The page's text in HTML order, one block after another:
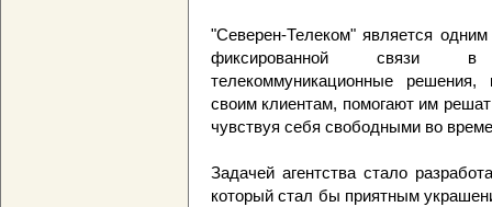
"Северен-Телеком" является
фиксированной связи в
телекоммуникационные
своим клиентам, помогают им
чувствуя себя свободными во
Задачей агентства стало
который стал бы приятным